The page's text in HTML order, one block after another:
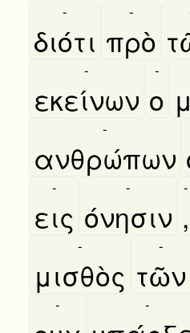
διότι
-
πρὸ
-
εκείνων
-
ο
-
ανθρώπων
-
εις
-
όνησιν
-
,
-
μισθὸς
-
τῶν
-
- -